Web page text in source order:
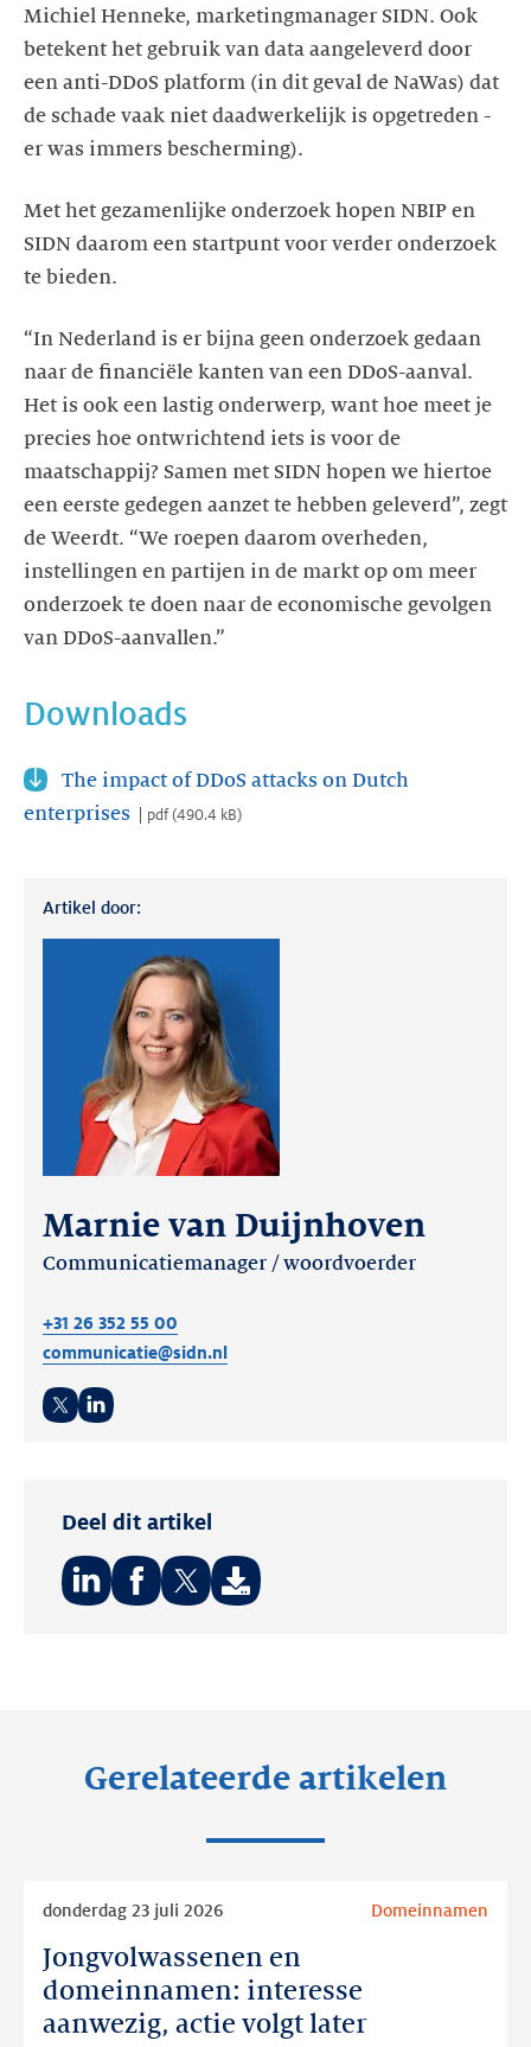
Michiel Henneke, marketingmanager SIDN. Ook
betekent het gebruik van data aangeleverd door
een anti-DDoS platform (in dit geval de NaWas) dat
de schade vaak niet daadwerkelijk is opgetreden -
er was immers bescherming).
Met het gezamenlijke onderzoek hopen NBIP en
SIDN daarom een startpunt voor verder onderzoek
te bieden.
“In Nederland is er bijna geen onderzoek gedaan
naar de financiële kanten van een DDoS-aanval.
Het is ook een lastig onderwerp, want hoe meet je
precies hoe ontwrichtend iets is voor de
maatschappij? Samen met SIDN hopen we hiertoe
een eerste gedegen aanzet te hebben geleverd”, zegt
de Weerdt. “We roepen daarom overheden,
instellingen en partijen in de markt op om meer
onderzoek te doen naar de economische gevolgen
van DDoS-aanvallen.”
Downloads
The impact of DDoS attacks on Dutch
enterprises
pdf (490.4 kB)
Artikel door:
Marnie van Duijnhoven
Communicatiemanager / woordvoerder
+31 26 352 55 00
communicatie@sidn.nl
Deel dit artikel
Gerelateerde artikelen
Jongvolwassenen en
domeinnamen: interesse
aanwezig, actie volgt later
donderdag 23 juli 2026 Domeinnamen
Jongvolwassenen